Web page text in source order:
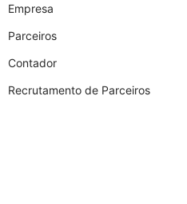
Empresa
Parceiros
Contador
Recrutamento de Parceiros